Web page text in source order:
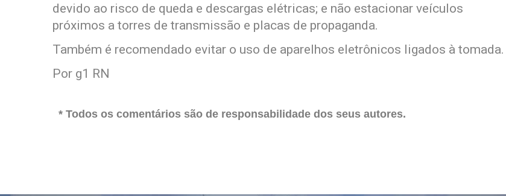
devido ao risco de queda e descargas elétricas; e não estacionar veículos
próximos a torres de transmissão e placas de propaganda.
Também é recomendado evitar o uso de aparelhos eletrônicos ligados à tomada.
Por g1 RN
* Todos os comentários são de responsabilidade dos seus autores.